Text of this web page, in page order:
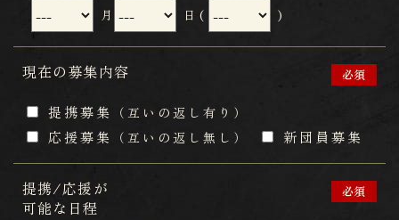
月 日 ( )
現在の募集内容 必須
提携募集 （互いの返し有り）
応援募集 （互いの返し無し） 新団員募集
提携/応援が
​​​​​​​可能な日程
必須